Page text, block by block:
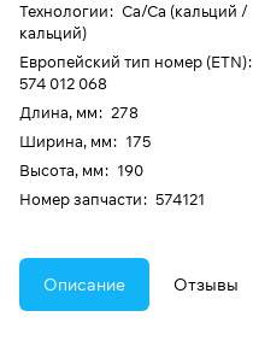
Технологии: Ca/Ca (кальций /
кальций)
Европейский тип номер (ETN):
574 012 068
Длина, мм: 278
Ширина, мм: 175
Высота, мм: 190
Номер запчасти: 574121
Описание Отзывы